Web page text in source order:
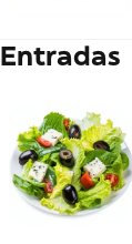
Entradas